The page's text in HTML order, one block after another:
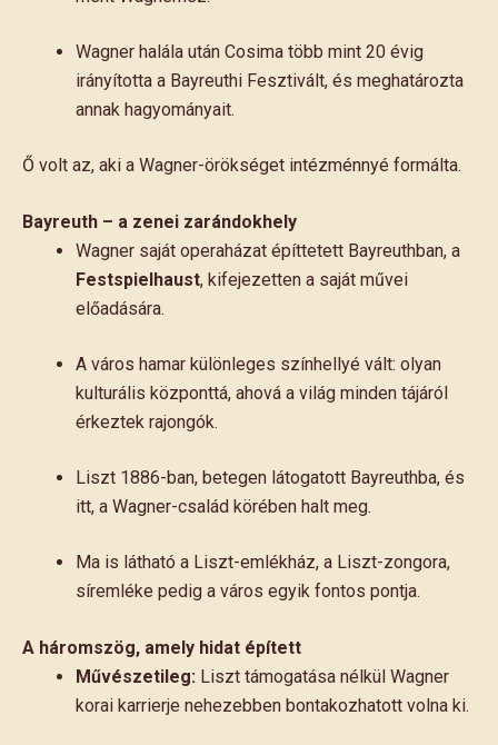
Wagner halála után Cosima több mint 20 évig
irányította a Bayreuthi Fesztivált, és meghatározta
annak hagyományait.
Ő volt az, aki a Wagner-örökséget intézménnyé formálta.
Bayreuth – a zenei zarándokhely
Wagner saját operaházat építtetett Bayreuthban, a
Festspielhaust, kifejezetten a saját művei
előadására.
A város hamar különleges színhellyé vált: olyan
kulturális központtá, ahová a világ minden tájáról
érkeztek rajongók.
Liszt 1886-ban, betegen látogatott Bayreuthba, és
itt, a Wagner-család körében halt meg.
Ma is látható a Liszt-emlékház, a Liszt-zongora,
síremléke pedig a város egyik fontos pontja.
A háromszög, amely hidat épített
Művészetileg: Liszt támogatása nélkül Wagner
korai karrierje nehezebben bontakozhatott volna ki.